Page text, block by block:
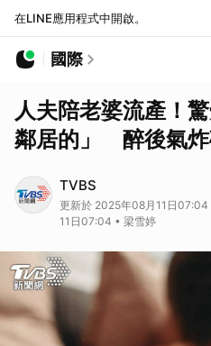
在LINE應用程式中開啟。
國際
人夫陪老婆流產！
鄰居的」 醉後氣炸
TVBS
更新於 2025年08月11日
11日07:04 • 梁雪婷